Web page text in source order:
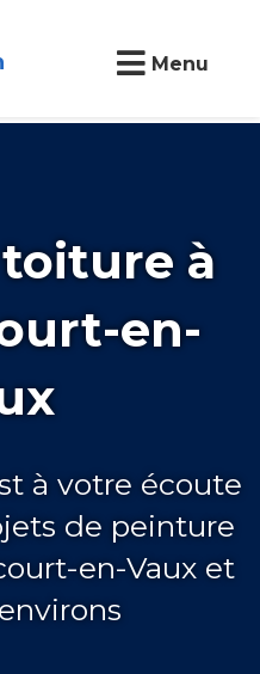
Menu
à
en-
à votre écoute
de peinture
en-Vaux et